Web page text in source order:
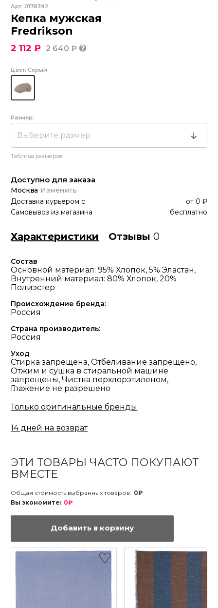
Арт.0178392
Кепка мужская
Fredrikson
2 112 ₽ 2 640 ₽
Цвет: Серый
Размер:
Выберите размер
Таблица размеров
Доступно для заказа
Москва Изменить
Доставка курьером с от 0 ₽
Самовывоз из магазина
бесплатно
Характеристики Отзывы0
Состав
Основной материал: 95% Хлопок, 5% Эластан,
Внутренний материал: 80% Хлопок, 20%
Полиэстер
Происхождение бренда:
Россия
Страна производитель:
Россия
Уход
Стирка запрещена, Отбеливание запрещено,
Отжим и сушка в стиральной машине
запрещены, Чистка перхлорэтиленом,
Глажение не разрешено
Только оригинальные бренды
14 дней на возврат
ЭТИ ТОВАРЫ ЧАСТО ПОКУПАЮТ
ВМЕСТЕ
Общая стоимость выбранных товаров: 0₽
Вы экономите: 0₽
Добавить в корзину